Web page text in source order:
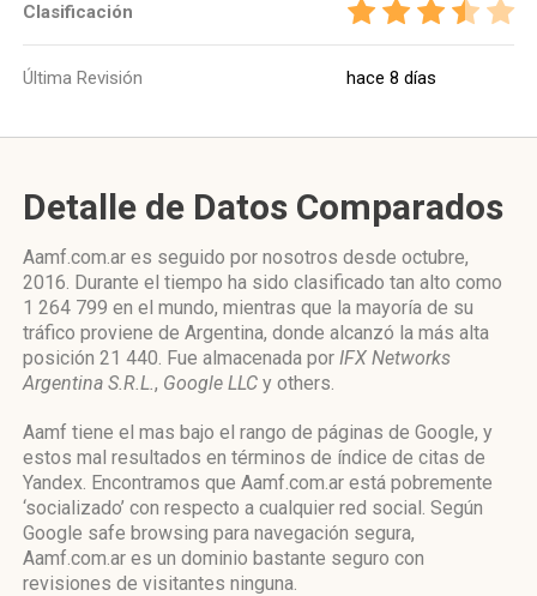
Clasificación
Última Revisión hace 8 días
Detalle de Datos Comparados
Aamf.com.ar es seguido por nosotros desde octubre,
2016. Durante el tiempo ha sido clasificado tan alto como
1 264 799 en el mundo, mientras que la mayoría de su
tráfico proviene de Argentina, donde alcanzó la más alta
posición 21 440. Fue almacenada por IFX Networks
Argentina S.R.L., Google LLC y others.
Aamf tiene el mas bajo el rango de páginas de Google, y
estos mal resultados en términos de índice de citas de
Yandex. Encontramos que Aamf.com.ar está pobremente
‘socializado’ con respecto a cualquier red social. Según
Google safe browsing para navegación segura,
Aamf.com.ar es un dominio bastante seguro con
revisiones de visitantes ninguna.